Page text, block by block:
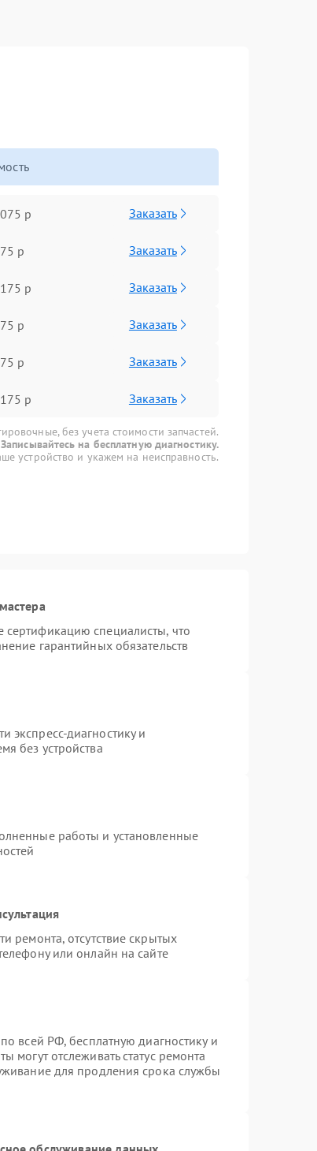
р Заказать
р Заказать
р Заказать
р Заказать
р Заказать
р Заказать
без учета стоимости запчастей.
Записывайтесь на бесплатную диагностику.
устройство и укажем на неисправность.
специалисты, что
гарантийных обязательств
экспресс-диагностику и
без устройства
работы и установленные
ремонта, отсутствие скрытых
или онлайн на сайте
всей РФ, бесплатную диагностику и
могут отслеживать статус ремонта
для продления срока службы